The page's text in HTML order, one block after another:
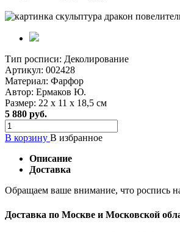
Тип росписи: Деколирование
Артикул: 002428
Материал: Фарфор
Автор: Ермаков Ю.
Размер: 22 х 11 х 18,5 см
5 880 руб.
В корзину В избранное
Описание
Доставка
Обращаем ваше внимание, что роспись
Доставка по Москве и Московской